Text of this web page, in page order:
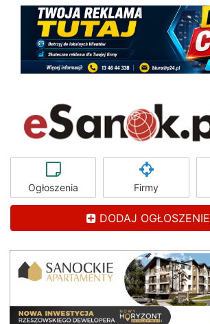
Ogłoszenia Firmy
DODAJ OGŁOSZENIE